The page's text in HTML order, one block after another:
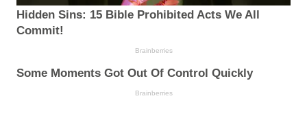
Hidden Sins: 15 Bible Prohibited Acts We All
Commit!
Brainberries
Some Moments Got Out Of Control Quickly
Brainberries